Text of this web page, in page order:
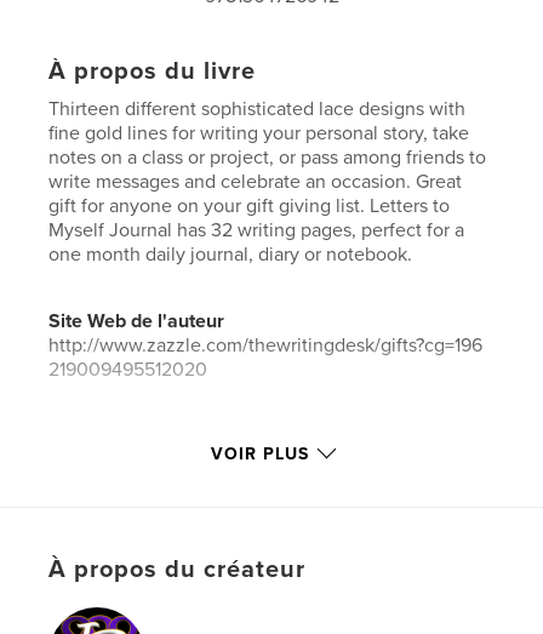
À propos du livre
Thirteen different sophisticated lace designs with
fine gold lines for writing your personal story, take
notes on a class or project, or pass among friends to
write messages and celebrate an occasion. Great
gift for anyone on your gift giving list. Letters to
Myself Journal has 32 writing pages, perfect for a
one month daily journal, diary or notebook.
Site Web de l'auteur
http://www.zazzle.com/thewritingdesk/gifts?cg=196
219009495512020
Caractéristiques et détails
ISBN
Couverture souple: 9781364726959
VOIR PLUS
À propos du créateur